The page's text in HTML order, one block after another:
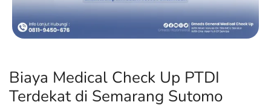
Biaya Medical Check Up PTDI
Terdekat di Semarang Sutomo